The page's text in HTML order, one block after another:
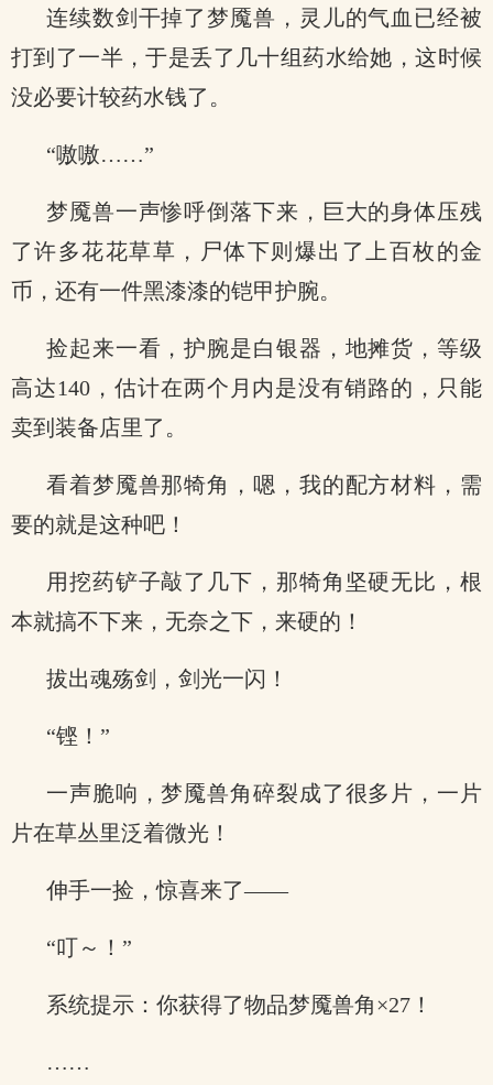
连续数剑干掉了梦魇兽，灵儿的气血已经被
打到了一半，于是丢了几十组药水给她，这时候
没必要计较药水钱了。
“嗷嗷……”
梦魇兽一声惨呼倒落下来，巨大的身体压残
了许多花花草草，尸体下则爆出了上百枚的金
币，还有一件黑漆漆的铠甲护腕。
捡起来一看，护腕是白银器，地摊货，等级
高达140，估计在两个月内是没有销路的，只能
卖到装备店里了。
看着梦魇兽那犄角，嗯，我的配方材料，需
要的就是这种吧！
用挖药铲子敲了几下，那犄角坚硬无比，根
本就搞不下来，无奈之下，来硬的！
拔出魂殇剑，剑光一闪！
“铿！”
一声脆响，梦魇兽角碎裂成了很多片，一片
片在草丛里泛着微光！
伸手一捡，惊喜来了——
“叮～！”
系统提示：你获得了物品梦魇兽角×27！
……